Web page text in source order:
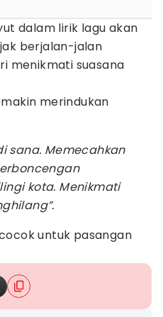
dalam lirik lagu akan
berjalan-jalan
menikmati suasana
merindukan
sana. Memecahkan
kota. Menikmati
untuk pasangan